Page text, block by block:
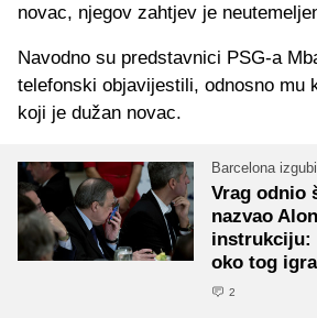
novac, njegov zahtjev je
Navodno su predstavnici PSG-a
telefonski objavijestili, odnosno mu
koji je dužan novac.
Barcelona
Vrag odnio
nazvao
instrukciju:
oko tog
2